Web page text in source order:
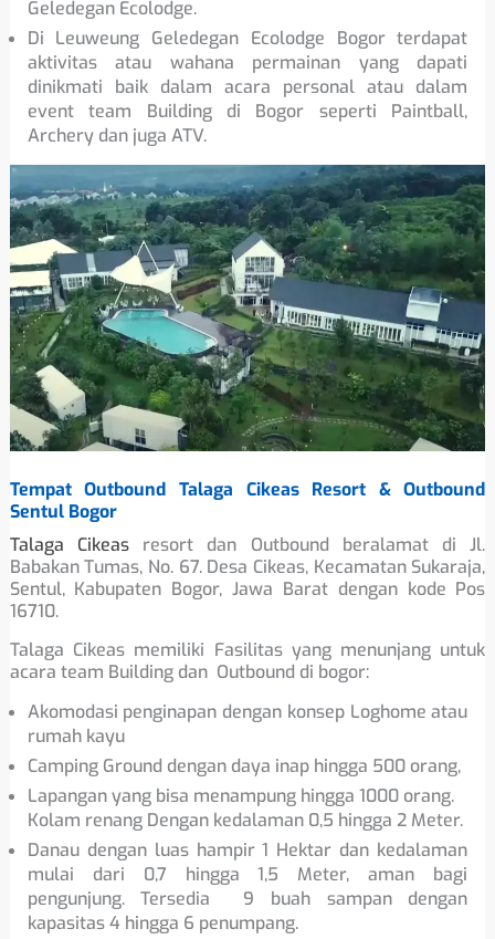
Geledegan Ecolodge.
Di Leuweung Geledegan Ecolodge Bogor terdapat
aktivitas atau wahana permainan yang dapati
dinikmati baik dalam acara personal atau dalam
event team Building di Bogor seperti Paintball,
Archery dan juga ATV.
Tempat Outbound Talaga Cikeas Resort & Outbound
Sentul Bogor
Talaga Cikeasresort dan Outbound beralamat di Jl.
Babakan Tumas, No. 67. Desa Cikeas, Kecamatan Sukaraja,
Sentul, Kabupaten Bogor, Jawa Barat dengan kode Pos
16710.
Talaga Cikeas memiliki Fasilitas yang menunjang untuk
acara team Building dan Outbound di bogor:
Akomodasi penginapan dengan konsep Loghome atau
rumah kayu
Camping Ground dengan daya inap hingga 500 orang,
Lapangan yang bisa menampung hingga 1000 orang.
Kolam renang Dengan kedalaman 0,5 hingga 2 Meter.
Danau dengan luas hampir 1 Hektar dan kedalaman
mulai dari 0,7 hingga 1,5 Meter, aman bagi
pengunjung. Tersedia 9 buah sampan dengan
kapasitas 4 hingga 6 penumpang.